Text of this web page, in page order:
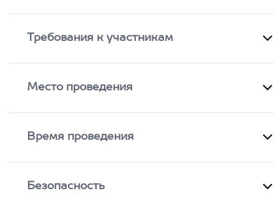
Требования к участникам
Место проведения
Время проведения
Безопасность